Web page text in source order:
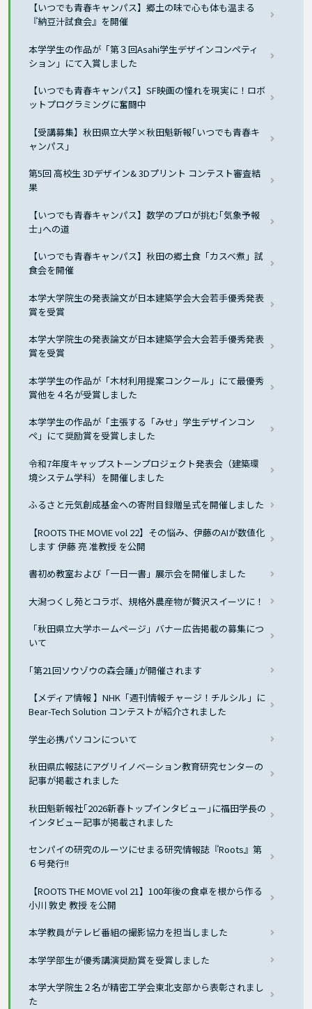
【いつでも青春キャンパス】郷土の味で心も体も温まる
『納豆汁試食会』を開催
本学学生の作品が「第３回Asahi学生デザインコンペティ
ション」にて入賞しました
【いつでも青春キャンパス】SF映画の憧れを現実に！ロボ
ットプログラミングに奮闘中
【受講募集】秋田県立大学×秋田魁新報｢いつでも青春キ
ャンパス｣
第5回 高校生 3Dデザイン& 3Dプリント コンテスト審査結
果
【いつでも青春キャンパス】数学のプロが挑む｢気象予報
士｣への道
【いつでも青春キャンパス】秋田の郷土食「カスベ煮」試
食会を開催
本学大学院生の発表論文が日本建築学会大会若手優秀発表
賞を受賞
本学大学院生の発表論文が日本建築学会大会若手優秀発表
賞を受賞
本学学生の作品が「木材利用提案コンクール」にて最優秀
賞他を４名が受賞しました
本学学生の作品が「主張する「みせ」学生デザインコン
ペ」にて奨励賞を受賞しました
令和7年度キャップストーンプロジェクト発表会（建築環
境システム学科）を開催しました
ふるさと元気創成基金への寄附目録贈呈式を開催しました
【ROOTS THE MOVIE vol 22】その悩み、伊藤のAIが数値化
します 伊藤 亮 准教授 を公開
書初め教室および「一日一書」展示会を開催しました
大潟つくし苑とコラボ、規格外農産物が贅沢スイーツに！
「秋田県立大学ホームページ」バナー広告掲載の募集につ
いて
｢第21回ソウゾウの森会議｣が開催されます
【メディア情報 】NHK「週刊情報チャージ！チルシル」に
Bear-Tech Solution コンテストが紹介されました
学生必携パソコンについて
秋田県広報誌にアグリイノベーション教育研究センターの
記事が掲載されました
秋田魁新報社｢2026新春トップインタビュー｣に福田学長の
インタビュー記事が掲載されました
センパイの研究のルーツにせまる研究情報誌『Roots』第
６号発行!!
【ROOTS THE MOVIE vol 21】100年後の食卓を根から作る
小川 敦史 教授 を公開
本学教員がテレビ番組の撮影協力を担当しました
本学学部生が優秀講演奨励賞を受賞しました
本学大学院生２名が精密工学会東北支部から表彰されまし
た